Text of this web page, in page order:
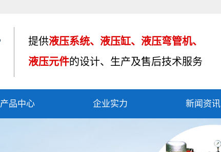
提供液压系统、液压缸、液压弯管机、
液压元件的设计、生产及售后技术服务
产品中心 企业实力 新闻资讯
公司新闻
行业资讯